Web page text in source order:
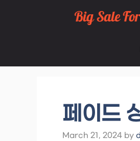
페이드
March 21, 2024 by